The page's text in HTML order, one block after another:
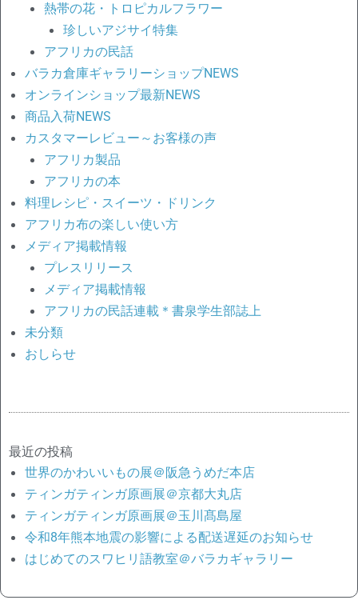
熱帯の花・トロピカルフラワー
珍しいアジサイ特集
アフリカの民話
バラカ倉庫ギャラリーショップNEWS
オンラインショップ最新NEWS
商品入荷NEWS
カスタマーレビュー～お客様の声
アフリカ製品
アフリカの本
料理レシピ・スイーツ・ドリンク
アフリカ布の楽しい使い方
メディア掲載情報
プレスリリース
メディア掲載情報
アフリカの民話連載＊書泉学生部誌上
未分類
おしらせ
最近の投稿
世界のかわいいもの展＠阪急うめだ本店
ティンガティンガ原画展＠京都大丸店
ティンガティンガ原画展＠玉川髙島屋
令和8年熊本地震の影響による配送遅延のお知らせ
はじめてのスワヒリ語教室＠バラカギャラリー